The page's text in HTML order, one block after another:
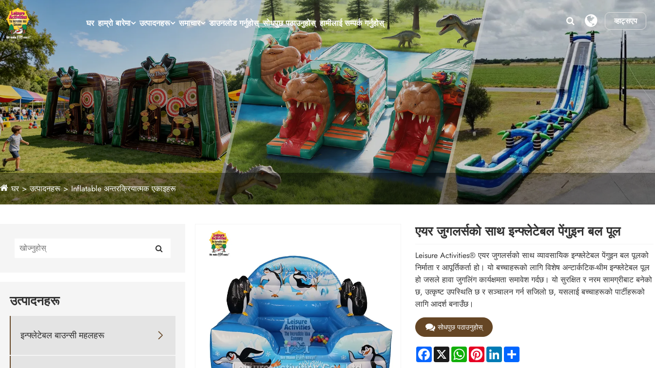
व्हाट्सएप
घर हाम्रो बारेमा उत्पादनहरू समाचार डाउनलोड गर्नुहोस् सोधपुछ पठाउनुहोस् हामीलाई सम्पर्क गर्नुहोस्
घर उत्पादनहरू Inflatable अन्तरक्रियात्मक एकाइहरू
उत्पादनहरू
इन्फ्लेटेबल बाउन्सी महलहरू 
एयर जुगलर्सको साथ इन्फ्लेटेबल पेंगुइन बल पूल
Leisure Activities® एयर जुगलर्सको साथ व्यावसायिक इन्फ्लेटेबल पेंगुइन बल पूलको
निर्माता र आपूर्तिकर्ता हो। यो बच्चाहरूको लागि विशेष अन्टार्कटिक-थीम इन्फ्लेटेबल पूल
हो जसले हावा जुगलिंग कार्यक्षमता समावेश गर्दछ। यो सुरक्षित र नरम सामग्रीबाट बनेको
छ, उत्कृष्ट उपस्थिति छ र सञ्चालन गर्न सजिलो छ, यसलाई बच्चाहरूको पार्टीहरूको
लागि आदर्श बनाउँछ।
सोधपुछ पठाउनुहोस्
Facebook
X WhatsApp
PinterestLinkedInShare